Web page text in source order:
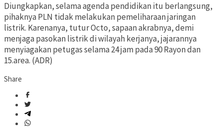
Diungkapkan, selama agenda pendidikan itu berlangsung,
pihaknya PLN tidak melakukan pemeliharaan jaringan
listrik. Karenanya, tutur Octo, sapaan akrabnya, demi
menjaga pasokan listrik di wilayah kerjanya, jajarannya
menyiagakan petugas selama 24 jam pada 90 Rayon dan
15.area. (ADR)
Share